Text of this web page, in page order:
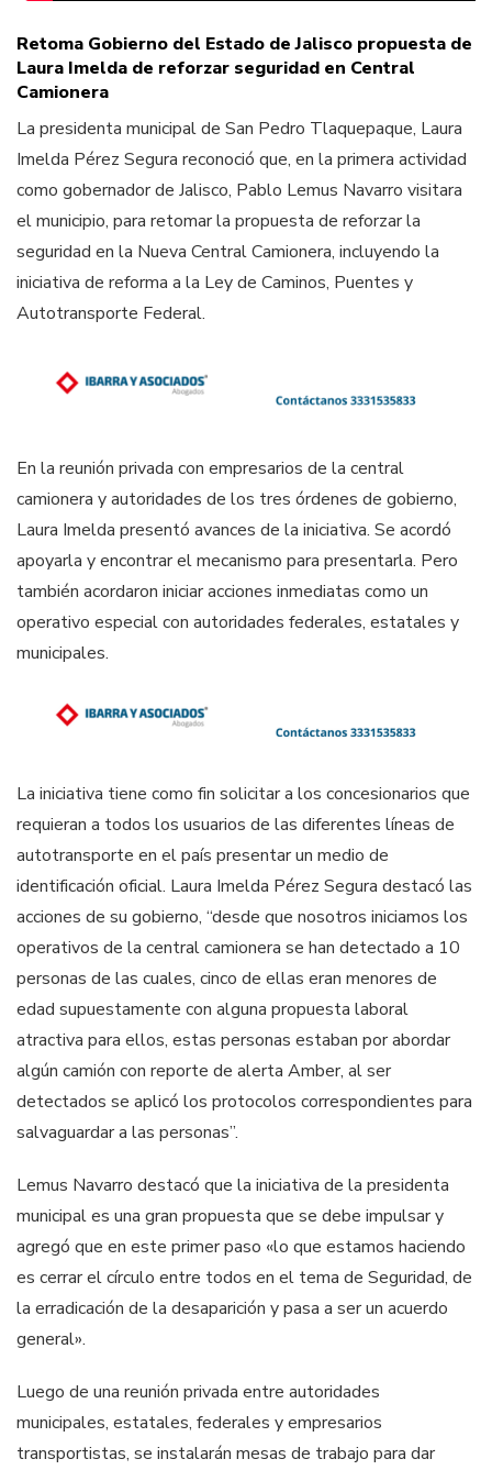
Retoma Gobierno del Estado de Jalisco propuesta de
Laura Imelda de reforzar seguridad en Central
Camionera
La presidenta municipal de San Pedro Tlaquepaque, Laura
Imelda Pérez Segura reconoció que, en la primera actividad
como gobernador de Jalisco, Pablo Lemus Navarro visitara
el municipio, para retomar la propuesta de reforzar la
seguridad en la Nueva Central Camionera, incluyendo la
iniciativa de reforma a la Ley de Caminos, Puentes y
Autotransporte Federal.
En la reunión privada con empresarios de la central
camionera y autoridades de los tres órdenes de gobierno,
Laura Imelda presentó avances de la iniciativa. Se acordó
apoyarla y encontrar el mecanismo para presentarla. Pero
también acordaron iniciar acciones inmediatas como un
operativo especial con autoridades federales, estatales y
municipales.
La iniciativa tiene como fin solicitar a los concesionarios que
requieran a todos los usuarios de las diferentes líneas de
autotransporte en el país presentar un medio de
identificación oficial. Laura Imelda Pérez Segura destacó las
acciones de su gobierno, “desde que nosotros iniciamos los
operativos de la central camionera se han detectado a 10
personas de las cuales, cinco de ellas eran menores de
edad supuestamente con alguna propuesta laboral
atractiva para ellos, estas personas estaban por abordar
algún camión con reporte de alerta Amber, al ser
detectados se aplicó los protocolos correspondientes para
salvaguardar a las personas”.
Lemus Navarro destacó que la iniciativa de la presidenta
municipal es una gran propuesta que se debe impulsar y
agregó que en este primer paso «lo que estamos haciendo
es cerrar el círculo entre todos en el tema de Seguridad, de
la erradicación de la desaparición y pasa a ser un acuerdo
general».
Luego de una reunión privada entre autoridades
municipales, estatales, federales y empresarios
transportistas, se instalarán mesas de trabajo para dar